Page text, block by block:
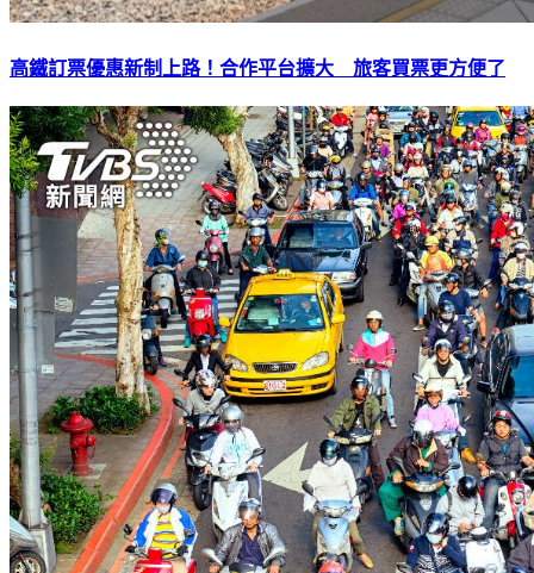
高鐵訂票優惠新制上路！合作平台擴大 旅客買票更方便了